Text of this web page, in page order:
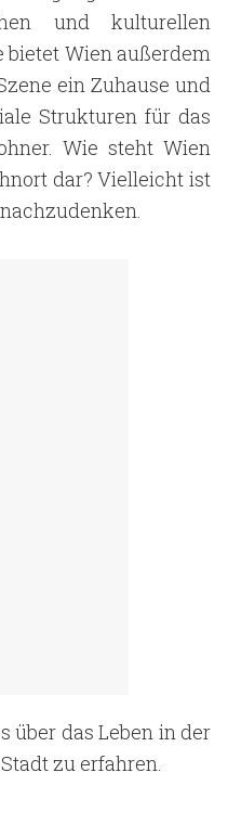
und kulturellen
bietet Wien außerdem
ein Zuhause und
Strukturen für das
Wie steht Wien
dar? Vielleicht ist
über das Leben in der
zu erfahren.